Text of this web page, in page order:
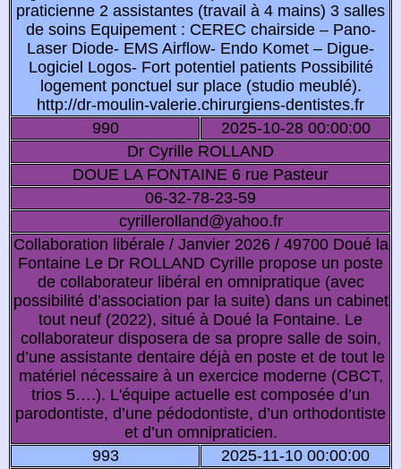
praticienne 2 assistantes (travail à 4 mains) 3 salles
de soins Equipement : CEREC chairside – Pano-
Laser Diode- EMS Airflow- Endo Komet – Digue-
Logiciel Logos- Fort potentiel patients Possibilité
logement ponctuel sur place (studio meublé).
http://dr-moulin-valerie.chirurgiens-dentistes.fr
990
2025-10-28 00:00:00
Dr Cyrille ROLLAND
DOUE LA FONTAINE 6 rue Pasteur
06-32-78-23-59
cyrillerolland@yahoo.fr
Collaboration libérale / Janvier 2026 / 49700 Doué la
Fontaine Le Dr ROLLAND Cyrille propose un poste
de collaborateur libéral en omnipratique (avec
possibilité d’association par la suite) dans un cabinet
tout neuf (2022), situé à Doué la Fontaine. Le
collaborateur disposera de sa propre salle de soin,
d’une assistante dentaire déjà en poste et de tout le
matériel nécessaire à un exercice moderne (CBCT,
trios 5….). L'équipe actuelle est composée d’un
parodontiste, d’une pédodontiste, d’un orthodontiste
et d’un omnipraticien.
993
2025-11-10 00:00:00